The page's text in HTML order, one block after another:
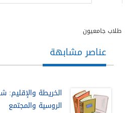
طلاب جامعيون
عناصر مشابهة
الخريطة والإقليم:
الروسية والمجتمع